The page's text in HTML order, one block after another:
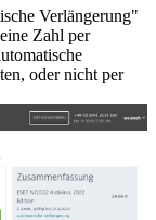
Verlängerung"
Zahl per
oder nicht per